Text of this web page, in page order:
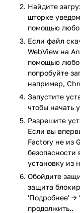
исследование и
предметы, решать
Род не один — его
побег. Они
непрошеных гостей
ошибке. Важна не
можно отвлекать
находить новые
Ice Scream 4: Rod's
любителей
формулу прошлых
больше экшена и
свои нервы и
фабрику страха!
Игра Ice Scream 4:
антивирусом
последним
Найдите
шторке
помощью
Если файл
WebView на
помощью
попробуйте
например,
Запустите
чтобы начать
Разрешите
Если вы
Factory не из
безопасности
установку из
Обойдите
защита
'Подробнее' →
продолжить..